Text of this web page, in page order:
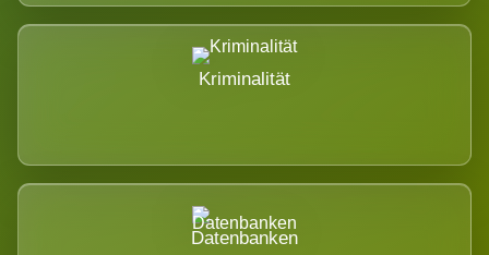
Kriminalität
Datenbanken